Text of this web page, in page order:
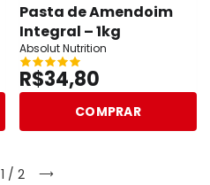
Pasta de Amendoim
Integral – 1kg
Absolut Nutrition
R$34,80
COMPRAR
1 / 2